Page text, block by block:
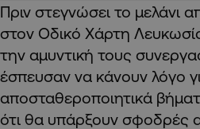
Πριν στεγνώσει το μελάνι
στον Οδικό Χάρτη
την αμυντική τους
έσπευσαν να κάνουν λόγο
αποσταθεροποιητικά
ότι θα υπάρξουν σφοδρές